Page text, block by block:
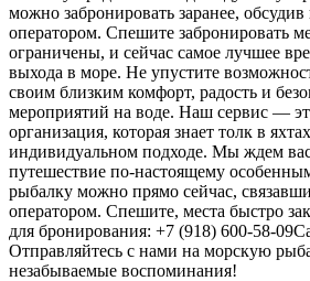
можно забронировать заранее,
оператором. Спешите забронировать
ограничены, и сейчас самое лучшее
выхода в море. Не упустите
своим близким комфорт, радость и
мероприятий на воде. Наш сервис —
организация, которая знает толк в
индивидуальном подходе. Мы ждем
путешествие по-настоящему
рыбалку можно прямо сейчас,
оператором. Спешите, места быстро
для бронирования: +7 (918) 600-58-
Отправляйтесь с нами на морскую
незабываемые воспоминания!